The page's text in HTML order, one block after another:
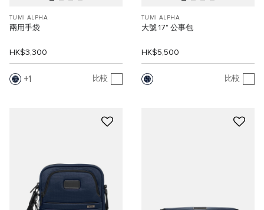
TUMI ALPHA
兩用手袋
HK$3,300
1 比較
TUMI ALPHA
大號 17" 公事包
HK$5,500
比較